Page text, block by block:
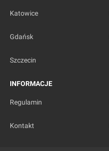
Katowice
Gdańsk
Szczecin
INFORMACJE
Regulamin
Kontakt